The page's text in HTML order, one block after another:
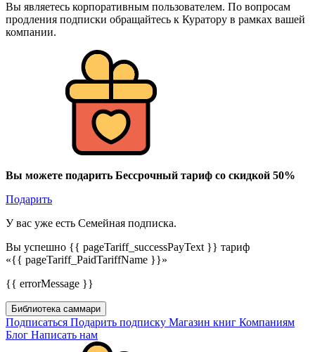
Вы являетесь корпоративным пользователем. По вопросам
продления подписки обращайтесь к Куратору в рамках вашей
компании.
Вы можете подарить Бессрочный тариф со скидкой 50%
Подарить
У вас уже есть Семейная подписка.
Вы успешно {{ pageTariff_successPayText }} тариф
«{{ pageTariff_PaidTariffName }}»
{{ errorMessage }}
Библиотека саммари
Подписаться Подарить подписку Магазин книг Компаниям
Блог Написать нам